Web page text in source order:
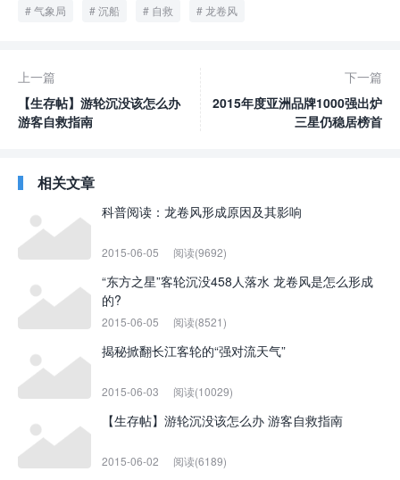
气象局 沉船 自救 龙卷风
上一篇
【生存帖】游轮沉没该怎么办
游客自救指南
下一篇
2015年度亚洲品牌1000强出炉
三星仍稳居榜首
相关文章
科普阅读：龙卷风形成原因及其影响
2015-06-05 阅读(9692)
“东方之星”客轮沉没458人落水 龙卷风是怎么形成
的?
2015-06-05 阅读(8521)
揭秘掀翻长江客轮的“强对流天气”
2015-06-03 阅读(10029)
【生存帖】游轮沉没该怎么办 游客自救指南
2015-06-02 阅读(6189)